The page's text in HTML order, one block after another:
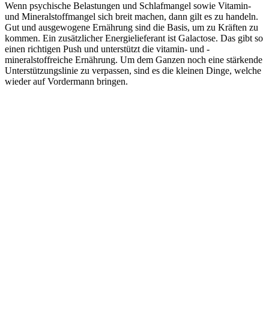
Wenn psychische Belastungen und Schlafmangel sowie Vitamin-
und Mineralstoffmangel sich breit machen, dann gilt es zu handeln.
Gut und ausgewogene Ernährung sind die Basis, um zu Kräften zu
kommen. Ein zusätzlicher Energielieferant ist Galactose. Das gibt so
einen richtigen Push und unterstützt die vitamin- und -
mineralstoffreiche Ernährung. Um dem Ganzen noch eine stärkende
Unterstützungslinie zu verpassen, sind es die kleinen Dinge, welche
wieder auf Vordermann bringen.